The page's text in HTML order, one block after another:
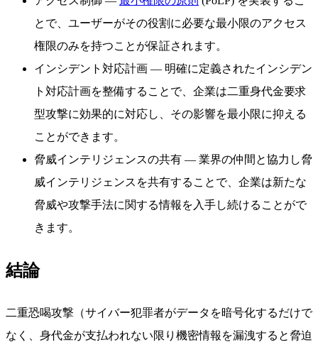
とで、ユーザーがその役割に必要な最小限のアクセス
権限のみを持つことが保証されます。
インシデント対応計画 — 明確に定義されたインシデン
ト対応計画を整備することで、企業は二重身代金要求
型攻撃に効果的に対応し、その影響を最小限に抑える
ことができます。
脅威インテリジェンスの共有 — 業界の仲間と協力し脅
威インテリジェンスを共有することで、企業は新たな
脅威や攻撃手法に関する情報を入手し続けることがで
きます。
結論
二重恐喝攻撃（サイバー犯罪者がデータを暗号化するだけで
なく、身代金が支払われない限り機密情報を漏洩すると脅迫